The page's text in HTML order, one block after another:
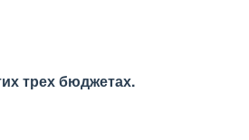
трех бюджетах.